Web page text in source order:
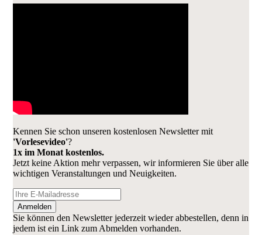
Kennen Sie schon unseren kostenlosen Newsletter mit
'Vorlesevideo'?
1x im Monat kostenlos.
Jetzt keine Aktion mehr verpassen, wir informieren Sie über alle
wichtigen Veranstaltungen und Neuigkeiten.
Anmelden
Sie können den Newsletter jederzeit wieder abbestellen, denn in
jedem ist ein Link zum Abmelden vorhanden.